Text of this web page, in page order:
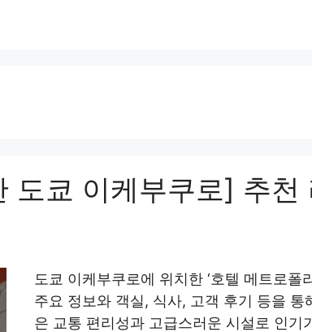
도쿄 이케부쿠로] 추천
도쿄 이케부쿠로에 위치한 ‘호텔 메트로폴
주요 정보와 객실, 식사, 고객 후기 등을
은 교통 편리성과 고급스러운 시설로 인기